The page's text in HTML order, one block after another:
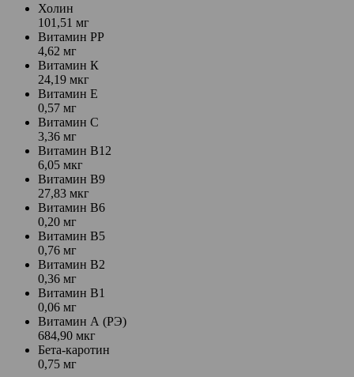
Холин
101,51 мг
Витамин PP
4,62 мг
Витамин К
24,19 мкг
Витамин Е
0,57 мг
Витамин С
3,36 мг
Витамин В12
6,05 мкг
Витамин В9
27,83 мкг
Витамин В6
0,20 мг
Витамин В5
0,76 мг
Витамин В2
0,36 мг
Витамин В1
0,06 мг
Витамин А (РЭ)
684,90 мкг
Бета-каротин
0,75 мг